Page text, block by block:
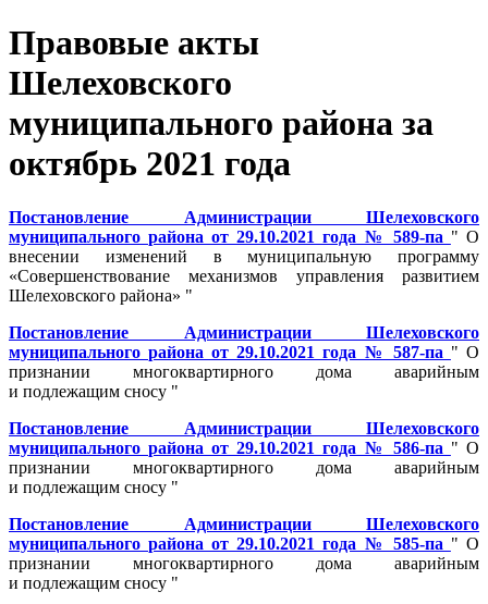
Правовые акты
Шелеховского
муниципального района за
октябрь 2021 года
Постановление Администрации Шелеховского
муниципального района от 29.10.2021 года № 589-па " О
внесении изменений в муниципальную программу
«Совершенствование механизмов управления развитием
Шелеховского района» "
Постановление Администрации Шелеховского
муниципального района от 29.10.2021 года № 587-па " О
признании многоквартирного дома аварийным
и подлежащим сносу "
Постановление Администрации Шелеховского
муниципального района от 29.10.2021 года № 586-па " О
признании многоквартирного дома аварийным
и подлежащим сносу "
Постановление Администрации Шелеховского
муниципального района от 29.10.2021 года № 585-па " О
признании многоквартирного дома аварийным
и подлежащим сносу "